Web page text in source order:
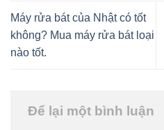
Máy rửa bát của Nhật có tốt
không? Mua máy rửa bát loại
nào tốt.
Để lại một bình luận